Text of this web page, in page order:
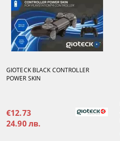
GIOTECK BLACK CONTROLLER
POWER SKIN
€12.73
24.90 лв.